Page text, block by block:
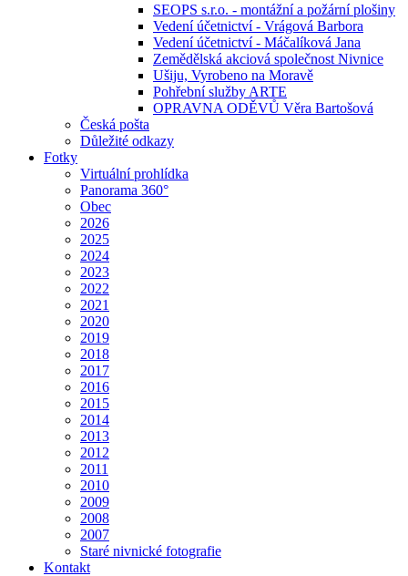
SEOPS s.r.o. - montážní a požární plošiny
Vedení účetnictví - Vrágová Barbora
Vedení účetnictví - Máčalíková Jana
Zemědělská akciová společnost Nivnice
Ušiju, Vyrobeno na Moravě
Pohřební služby ARTE
OPRAVNA ODĚVŮ Věra Bartošová
Česká pošta
Důležité odkazy
Fotky
Virtuální prohlídka
Panorama 360°
Obec
2026
2025
2024
2023
2022
2021
2020
2019
2018
2017
2016
2015
2014
2013
2012
2011
2010
2009
2008
2007
Staré nivnické fotografie
Kontakt